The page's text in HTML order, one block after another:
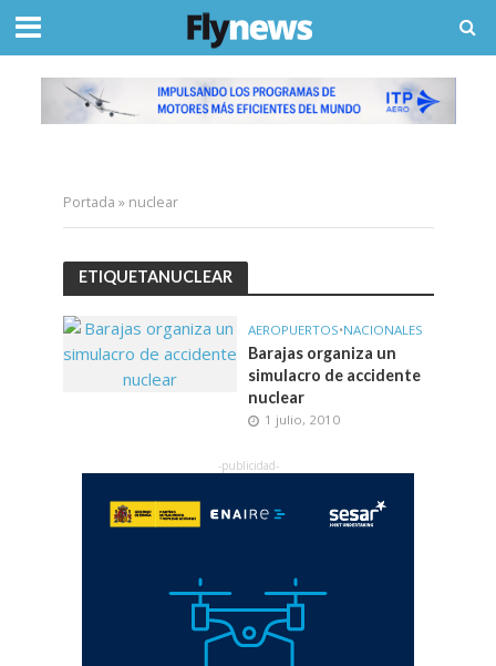
Portada » nuclear
ETIQUETANUCLEAR
AEROPUERTOS•NACIONALES
Barajas organiza un
simulacro de accidente
nuclear
1 julio, 2010